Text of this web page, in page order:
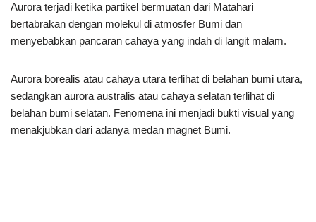
Aurora terjadi ketika partikel bermuatan dari Matahari
bertabrakan dengan molekul di atmosfer Bumi dan
menyebabkan pancaran cahaya yang indah di langit malam.
Aurora borealis atau cahaya utara terlihat di belahan bumi utara,
sedangkan aurora australis atau cahaya selatan terlihat di
belahan bumi selatan. Fenomena ini menjadi bukti visual yang
menakjubkan dari adanya medan magnet Bumi.